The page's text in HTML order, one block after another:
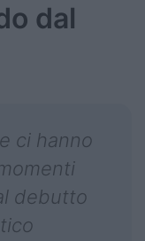
dal
ci hanno
debutto